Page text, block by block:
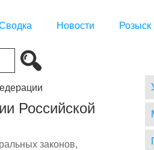
Новости Розыск
Российской
законов,